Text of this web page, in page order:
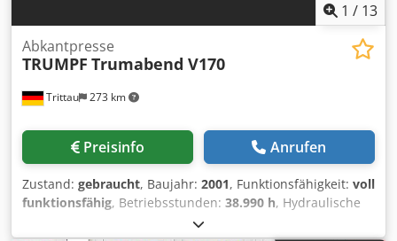
1 / 13
Trittau 273 km
Abkantpresse
TRUMPF Trumabend V170
Preisinfo Anrufen
Zustand: gebraucht, Baujahr: 2001, Funktionsfähigkeit: voll
funktionsfähig, Betriebsstunden: 38.990 h, Hydraulische
Abkantpresse Fab. TRUMPF Typ. TrumaBend V170 Bj. 2001